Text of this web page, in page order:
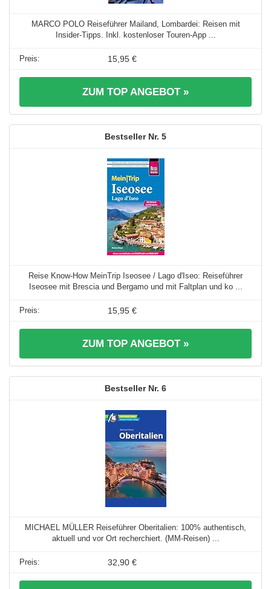
MARCO POLO Reiseführer Mailand, Lombardei: Reisen mit
Insider-Tipps. Inkl. kostenloser Touren-App ...
15,95 €
ZUM TOP ANGEBOT »
5
Reise Know-How MeinTrip Iseosee / Lago d'Iseo: Reiseführer
Iseosee mit Brescia und Bergamo und mit Faltplan und ko ...
15,95 €
ZUM TOP ANGEBOT »
6
MICHAEL MÜLLER Reiseführer Oberitalien: 100% authentisch,
aktuell und vor Ort recherchiert. (MM-Reisen) ...
32,90 €